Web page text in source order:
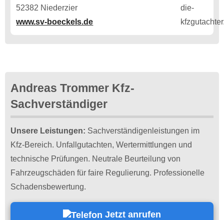
52382 Niederzier
www.sv-boeckels.de
Andreas Trommer Kfz-
Sachverständiger
Unsere Leistungen: Sachverständigenleistungen im
Kfz-Bereich. Unfallgutachten, Wertermittlungen und
technische Prüfungen. Neutrale Beurteilung von
Fahrzeugschäden für faire Regulierung. Professionelle
Schadensbewertung.
Jetzt anrufen